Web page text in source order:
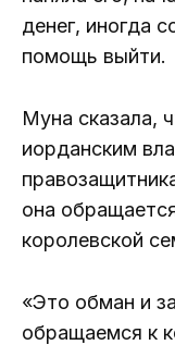
денег, иногда
помощь выйти.
Муна сказала,
иорданским
она
королевской
«Это обман и
обращаемся к